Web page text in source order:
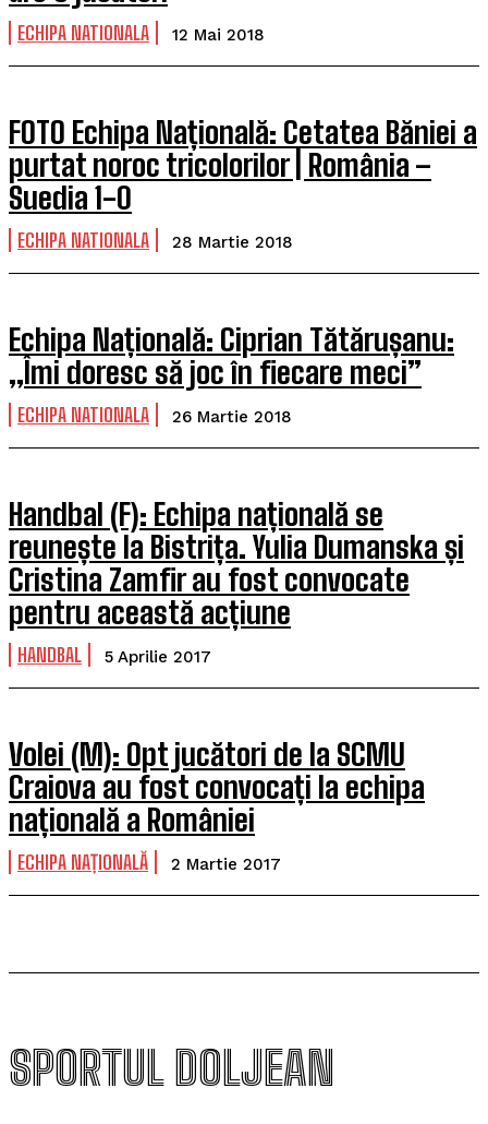
ECHIPA NATIONALA 12 Mai 2018
FOTO Echipa Națională: Cetatea Băniei a
purtat noroc tricolorilor | România –
Suedia 1-0
ECHIPA NATIONALA 28 Martie 2018
Echipa Națională: Ciprian Tătărușanu:
„Îmi doresc să joc în fiecare meci”
ECHIPA NATIONALA 26 Martie 2018
Handbal (F): Echipa națională se
reunește la Bistrița. Yulia Dumanska și
Cristina Zamfir au fost convocate
pentru această acțiune
HANDBAL 5 Aprilie 2017
Volei (M): Opt jucători de la SCMU
Craiova au fost convocați la echipa
națională a României
ECHIPA NAȚIONALĂ 2 Martie 2017
SPORTUL DOLJEAN